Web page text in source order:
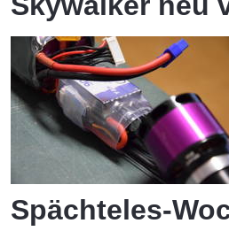
Spächteles-